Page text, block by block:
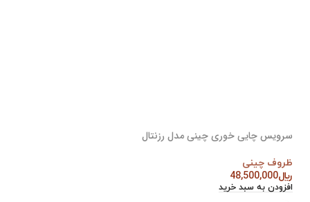
سرویس چایی خوری چینی مدل رزنتال
ظروف چینی
﷼48,500,000
افزودن به سبد خرید